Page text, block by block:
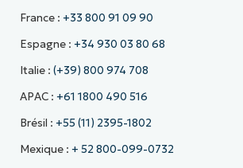
France : +33 800 91 09 90
Espagne : +34 930 03 80 68
Italie : (+39) 800 974 708
APAC : +61 1800 490 516
Brésil : +55 (11) 2395-1802
Mexique : + 52 800-099-0732